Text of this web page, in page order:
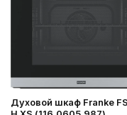
Духовой шкаф Franke